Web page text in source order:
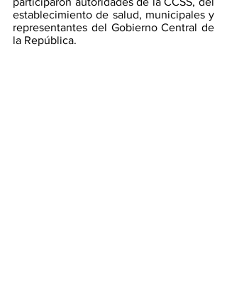
establecimiento de salud, municipales y
representantes del Gobierno Central de
la República.